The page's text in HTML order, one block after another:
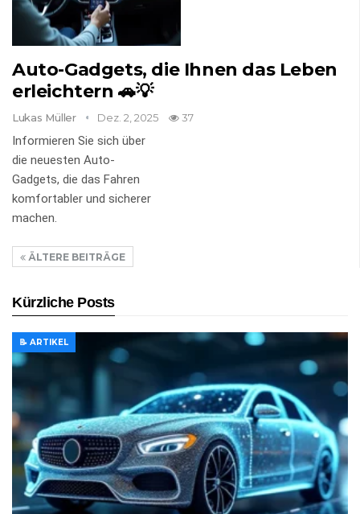
Auto-Gadgets, die Ihnen das Leben
erleichtern 🚗💡
Lukas Müller Dez. 2, 2025 37
Informieren Sie sich über
die neuesten Auto-
Gadgets, die das Fahren
komfortabler und sicherer
machen.
ÄLTERE BEITRÄGE
Kürzliche Posts
📝 ARTIKEL